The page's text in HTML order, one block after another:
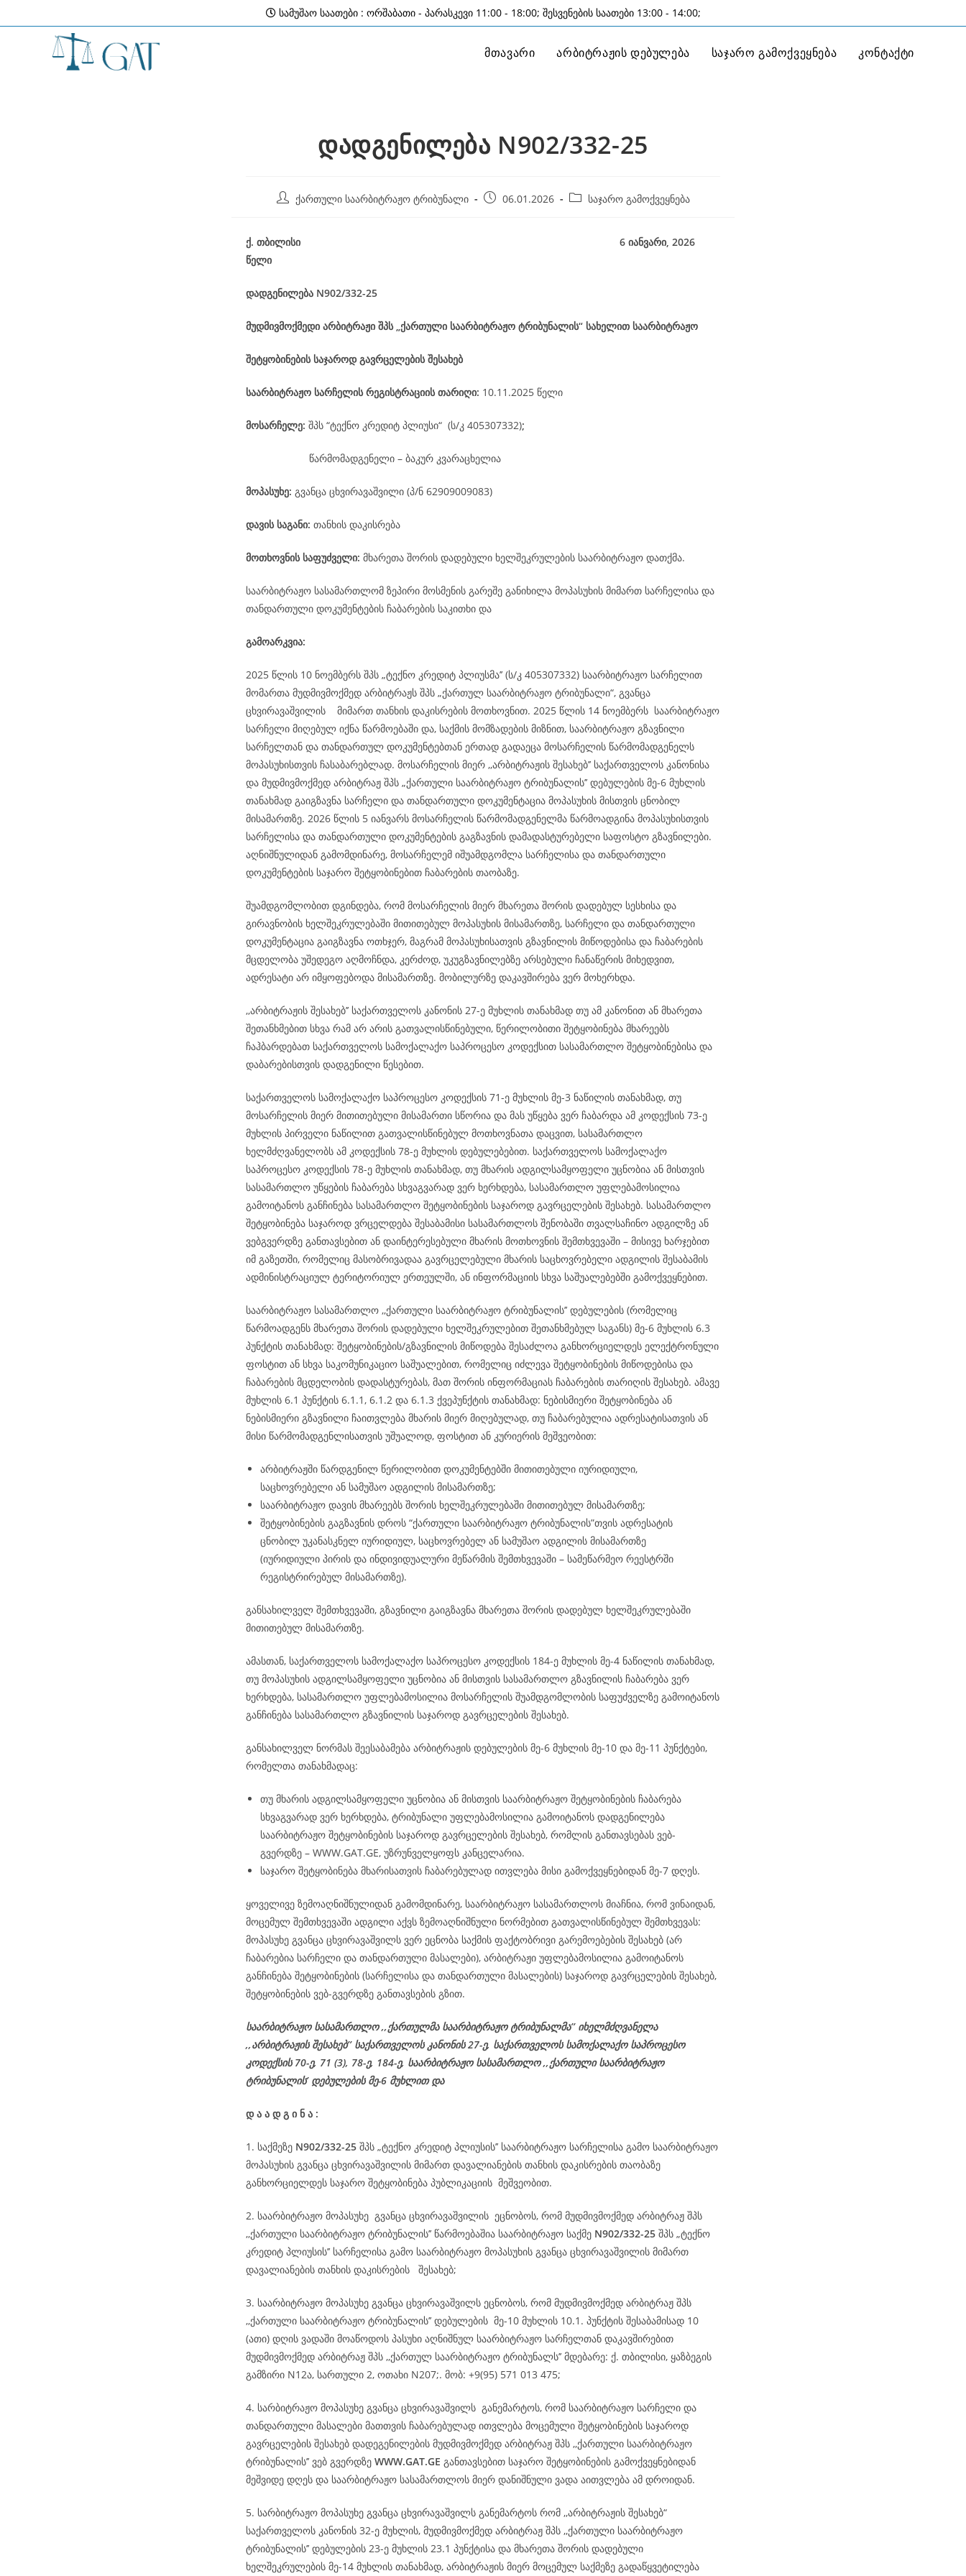
to
სამუშაო საათები : ორშაბათი - პარასკევი 11:00 - 18:00; შესვენების საათები 13:00 - 14:00;
მთავარი არბიტრაჟის დებულება საჯარო გამოქვეყნება კონტაქტი
დადგენილება N902/332-25
Post ქართული საარბიტრაჟო ტრიბუნალი
Post06.01.2026
Post საჯარო გამოქვეყნება
ქ. თბილისი 6 იანვარი, 2026
წელი
დადგენილება N902/332-25
მუდმივმოქმედი არბიტრაჟი შპს „ქართული საარბიტრაჟო ტრიბუნალის“ სახელით საარბიტრაჟო
შეტყობინების საჯაროდ გავრცელების შესახებ
საარბიტრაჟო სარჩელის რეგისტრაციის თარიღი: 10.11.2025 წელი
მოსარჩელე: შპს “ტექნო კრედიტ პლიუსი“ (ს/კ 405307332);
წარმომადგენელი – ბაკურ კვარაცხელია
მოპასუხე: გვანცა ცხვირავაშვილი (პ/ნ 62909009083)
დავის საგანი: თანხის დაკისრება
მოთხოვნის საფუძველი: მხარეთა შორის დადებული ხელშეკრულების საარბიტრაჟო დათქმა.
საარბიტრაჟო სასამართლომ ზეპირი მოსმენის გარეშე განიხილა მოპასუხის მიმართ სარჩელისა და
თანდართული დოკუმენტების ჩაბარების საკითხი და
გამოარკვია:
2025 წლის 10 ნოემბერს შპს „ტექნო კრედიტ პლიუსმა’’ (ს/კ 405307332) საარბიტრაჟო სარჩელით
მომართა მუდმივმოქმედ არბიტრაჟს შპს „ქართულ საარბიტრაჟო ტრიბუნალი“, გვანცა
ცხვირავაშვილის მიმართ თანხის დაკისრების მოთხოვნით. 2025 წლის 14 ნოემბერს საარბიტრაჟო
სარჩელი მიღებულ იქნა წარმოებაში და, საქმის მომზადების მიზნით, საარბიტრაჟო გზავნილი
სარჩელთან და თანდართულ დოკუმენტებთან ერთად გადაეცა მოსარჩელის წარმომადგენელს
მოპასუხისთვის ჩასაბარებლად. მოსარჩელის მიერ ,,არბიტრაჟის შესახებ’’ საქართველოს კანონისა
და მუდმივმოქმედ არბიტრაჟ შპს „ქართული საარბიტრაჟო ტრიბუნალის’’ დებულების მე-6 მუხლის
თანახმად გაიგზავნა სარჩელი და თანდართული დოკუმენტაცია მოპასუხის მისთვის ცნობილ
მისამართზე. 2026 წლის 5 იანვარს მოსარჩელის წარმომადგენელმა წარმოადგინა მოპასუხისთვის
სარჩელისა და თანდართული დოკუმენტების გაგზავნის დამადასტურებელი საფოსტო გზავნილები.
აღნიშნულიდან გამომდინარე, მოსარჩელემ იშუამდგომლა სარჩელისა და თანდართული
დოკუმენტების საჯარო შეტყობინებით ჩაბარების თაობაზე.
შუამდგომლობით დგინდება, რომ მოსარჩელის მიერ მხარეთა შორის დადებულ სესხისა და
გირავნობის ხელშეკრულებაში მითითებულ მოპასუხის მისამართზე, სარჩელი და თანდართული
დოკუმენტაცია გაიგზავნა ოთხჯერ, მაგრამ მოპასუხისათვის გზავნილის მიწოდებისა და ჩაბარების
მცდელობა უშედეგო აღმოჩნდა, კერძოდ, უკუგზავნილებზე არსებული ჩანაწერის მიხედვით,
ადრესატი არ იმყოფებოდა მისამართზე. მობილურზე დაკავშირება ვერ მოხერხდა.
,,არბიტრაჟის შესახებ’’ საქართველოს კანონის 27-ე მუხლის თანახმად თუ ამ კანონით ან მხარეთა
შეთანხმებით სხვა რამ არ არის გათვალისწინებული, წერილობითი შეტყობინება მხარეებს
ჩაჰბარდებათ საქართველოს სამოქალაქო საპროცესო კოდექსით სასამართლო შეტყობინებისა და
დაბარებისთვის დადგენილი წესებით.
საქართველოს სამოქალაქო საპროცესო კოდექსის 71-ე მუხლის მე-3 ნაწილის თანახმად, თუ
მოსარჩელის მიერ მითითებული მისამართი სწორია და მას უწყება ვერ ჩაბარდა ამ კოდექსის 73-ე
მუხლის პირველი ნაწილით გათვალისწინებულ მოთხოვნათა დაცვით, სასამართლო
ხელმძღვანელობს ამ კოდექსის 78-ე მუხლის დებულებებით. საქართველოს სამოქალაქო
საპროცესო კოდექსის 78-ე მუხლის თანახმად, თუ მხარის ადგილსამყოფელი უცნობია ან მისთვის
სასამართლო უწყების ჩაბარება სხვაგვარად ვერ ხერხდება, სასამართლო უფლებამოსილია
გამოიტანოს განჩინება სასამართლო შეტყობინების საჯაროდ გავრცელების შესახებ. სასამართლო
შეტყობინება საჯაროდ ვრცელდება შესაბამისი სასამართლოს შენობაში თვალსაჩინო ადგილზე ან
ვებგვერდზე განთავსებით ან დაინტერესებული მხარის მოთხოვნის შემთხვევაში – მისივე ხარჯებით
იმ გაზეთში, რომელიც მასობრივადაა გავრცელებული მხარის საცხოვრებელი ადგილის შესაბამის
ადმინისტრაციულ ტერიტორიულ ერთეულში, ან ინფორმაციის სხვა საშუალებებში გამოქვეყნებით.
საარბიტრაჟო სასამართლო ,,ქართული საარბიტრაჟო ტრიბუნალის’’ დებულების (რომელიც
წარმოადგენს მხარეთა შორის დადებული ხელშეკრულებით შეთანხმებულ საგანს) მე-6 მუხლის 6.3
პუნქტის თანახმად: შეტყობინების/გზავნილის მიწოდება შესაძლოა განხორციელდეს ელექტრონული
ფოსტით ან სხვა საკომუნიკაციო საშუალებით, რომელიც იძლევა შეტყობინების მიწოდებისა და
ჩაბარების მცდელობის დადასტურებას, მათ შორის ინფორმაციას ჩაბარების თარიღის შესახებ. ამავე
მუხლის 6.1 პუნქტის 6.1.1, 6.1.2 და 6.1.3 ქვეპუნქტის თანახმად: ნებისმიერი შეტყობინება ან
ნებისმიერი გზავნილი ჩაითვლება მხარის მიერ მიღებულად, თუ ჩაბარებულია ადრესატისათვის ან
მისი წარმომადგენლისათვის უშუალოდ, ფოსტით ან კურიერის მეშვეობით:
არბიტრაჟში წარდგენილ წერილობით დოკუმენტებში მითითებული იურიდიული,
საცხოვრებელი ან სამუშაო ადგილის მისამართზე;
საარბიტრაჟო დავის მხარეებს შორის ხელშეკრულებაში მითითებულ მისამართზე;
შეტყობინების გაგზავნის დროს “ქართული საარბიტრაჟო ტრიბუნალის”თვის ადრესატის
ცნობილ უკანასკნელ იურიდიულ, საცხოვრებელ ან სამუშაო ადგილის მისამართზე
(იურიდიული პირის და ინდივიდუალური მეწარმის შემთხვევაში – სამეწარმეო რეესტრში
რეგისტრირებულ მისამართზე).
განსახილველ შემთხვევაში, გზავნილი გაიგზავნა მხარეთა შორის დადებულ ხელშეკრულებაში
მითითებულ მისამართზე.
ამასთან, საქართველოს სამოქალაქო საპროცესო კოდექსის 184-ე მუხლის მე-4 ნაწილის თანახმად,
თუ მოპასუხის ადგილსამყოფელი უცნობია ან მისთვის სასამართლო გზავნილის ჩაბარება ვერ
ხერხდება, სასამართლო უფლებამოსილია მოსარჩელის შუამდგომლობის საფუძველზე გამოიტანოს
განჩინება სასამართლო გზავნილის საჯაროდ გავრცელების შესახებ.
განსახილველ ნორმას შეესაბამება არბიტრაჟის დებულების მე-6 მუხლის მე-10 და მე-11 პუნქტები,
რომელთა თანახმადაც:
თუ მხარის ადგილსამყოფელი უცნობია ან მისთვის საარბიტრაჟო შეტყობინების ჩაბარება
სხვაგვარად ვერ ხერხდება, ტრიბუნალი უფლებამოსილია გამოიტანოს დადგენილება
საარბიტრაჟო შეტყობინების საჯაროდ გავრცელების შესახებ, რომლის განთავსებას ვებ-
გვერდზე – WWW.GAT.GE, უზრუნველყოფს კანცელარია.
საჯარო შეტყობინება მხარისათვის ჩაბარებულად ითვლება მისი გამოქვეყნებიდან მე-7 დღეს.
ყოველივე ზემოაღნიშნულიდან გამომდინარე, საარბიტრაჟო სასამართლოს მიაჩნია, რომ ვინაიდან,
მოცემულ შემთხვევაში ადგილი აქვს ზემოაღნიშნული ნორმებით გათვალისწინებულ შემთხვევას:
მოპასუხე გვანცა ცხვირავაშვილს ვერ ეცნობა საქმის ფაქტობრივი გარემოებების შესახებ (არ
ჩაბარებია სარჩელი და თანდართული მასალები), არბიტრაჟი უფლებამოსილია გამოიტანოს
განჩინება შეტყობინების (სარჩელისა და თანდართული მასალების) საჯაროდ გავრცელების შესახებ,
შეტყობინების ვებ-გვერდზე განთავსების გზით.
საარბიტრაჟო სასამართლო ,,ქართულმა საარბიტრაჟო ტრიბუნალმა’’ იხელმძღვანელა
,,არბიტრაჟის შესახებ’’ საქართველოს კანონის 27-ე, საქართველოს სამოქალაქო საპროცესო
კოდექსის 70-ე, 71 (3), 78-ე, 184-ე, საარბიტრაჟო სასამართლო ,,ქართული საარბიტრაჟო
ტრიბუნალის’ დებულების მე-6 მუხლით და
დ ა ა დ გ ი ნ ა :
1. საქმეზე N902/332-25 შპს „ტექნო კრედიტ პლიუსის’’ საარბიტრაჟო სარჩელისა გამო საარბიტრაჟო
მოპასუხის გვანცა ცხვირავაშვილის მიმართ დავალიანების თანხის დაკისრების თაობაზე
განხორციელდეს საჯარო შეტყობინება პუბლიკაციის მეშვეობით.
2. საარბიტრაჟო მოპასუხე გვანცა ცხვირავაშვილის ეცნობოს, რომ მუდმივმოქმედ არბიტრაჟ შპს
,,ქართული საარბიტრაჟო ტრიბუნალის’’ წარმოებაშია საარბიტრაჟო საქმე N902/332-25 შპს „ტექნო
კრედიტ პლიუსის’’ სარჩელისა გამო საარბიტრაჟო მოპასუხის გვანცა ცხვირავაშვილის მიმართ
დავალიანების თანხის დაკისრების შესახებ;
3. საარბიტრაჟო მოპასუხე გვანცა ცხვირავაშვილს ეცნობოს, რომ მუდმივმოქმედ არბიტრაჟ შპს
,,ქართული საარბიტრაჟო ტრიბუნალის’’ დებულების მე-10 მუხლის 10.1. პუნქტის შესაბამისად 10
(ათი) დღის ვადაში მოაწოდოს პასუხი აღნიშნულ საარბიტრაჟო სარჩელთან დაკავშირებით
მუდმივმოქმედ არბიტრაჟ შპს ,,ქართულ საარბიტრაჟო ტრიბუნალს’’ მდებარე: ქ. თბილისი, ყაზბეგის
გამზირი N12ა, სართული 2, ოთახი N207;. მობ: +9(95) 571 013 475;
4. სარბიტრაჟო მოპასუხე გვანცა ცხვირავაშვილს განემარტოს, რომ საარბიტრაჟო სარჩელი და
თანდართული მასალები მათთვის ჩაბარებულად ითვლება მოცემული შეტყობინების საჯაროდ
გავრცელების შესახებ დადეგენილების მუდმივმოქმედ არბიტრაჟ შპს ,,ქართული საარბიტრაჟო
ტრიბუნალის’’ ვებ გვერდზე WWW.GAT.GE განთავსებით საჯარო შეტყობინების გამოქვეყნებიდან
მეშვიდე დღეს და საარბიტრაჟო სასამართლოს მიერ დანიშნული ვადა აითვლება ამ დროიდან.
5. სარბიტრაჟო მოპასუხე გვანცა ცხვირავაშვილს განემარტოს რომ ,,არბიტრაჟის შესახებ“
საქართველოს კანონის 32-ე მუხლის, მუდმივმოქმედ არბიტრაჟ შპს ,,ქართული საარბიტრაჟო
ტრიბუნალის’’ დებულების 23-ე მუხლის 23.1 პუნქტისა და მხარეთა შორის დადებული
ხელშეკრულების მე-14 მუხლის თანახმად, არბიტრაჟის მიერ მოცემულ საქმეზე გადაწყვეტილება